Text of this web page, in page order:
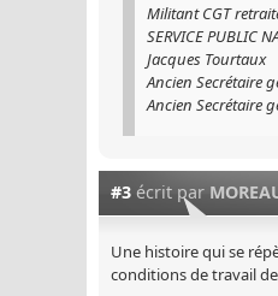
Militant CGT
SERVICE PUBLIC
Jacques Tourtaux
Ancien Secrétaire
Ancien Secrétaire
#3 écrit par
Une histoire qui se
conditions de travail